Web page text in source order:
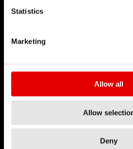
Statistics
Marketing
Allow all
Allow
Deny
DEI NIPPLE